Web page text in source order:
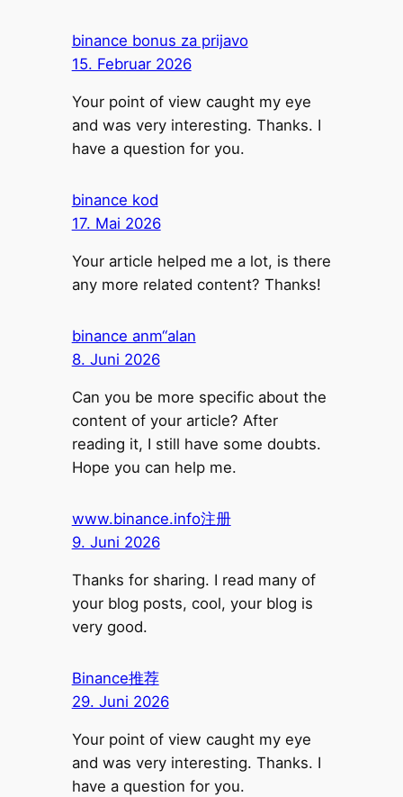
binance bonus za prijavo
15. Februar 2026
Your point of view caught my eye
and was very interesting. Thanks. I
have a question for you.
binance kod
17. Mai 2026
Your article helped me a lot, is there
any more related content? Thanks!
binance anm“alan
8. Juni 2026
Can you be more specific about the
content of your article? After
reading it, I still have some doubts.
Hope you can help me.
www.binance.info注册
9. Juni 2026
Thanks for sharing. I read many of
your blog posts, cool, your blog is
very good.
Binance推荐
29. Juni 2026
Your point of view caught my eye
and was very interesting. Thanks. I
have a question for you.